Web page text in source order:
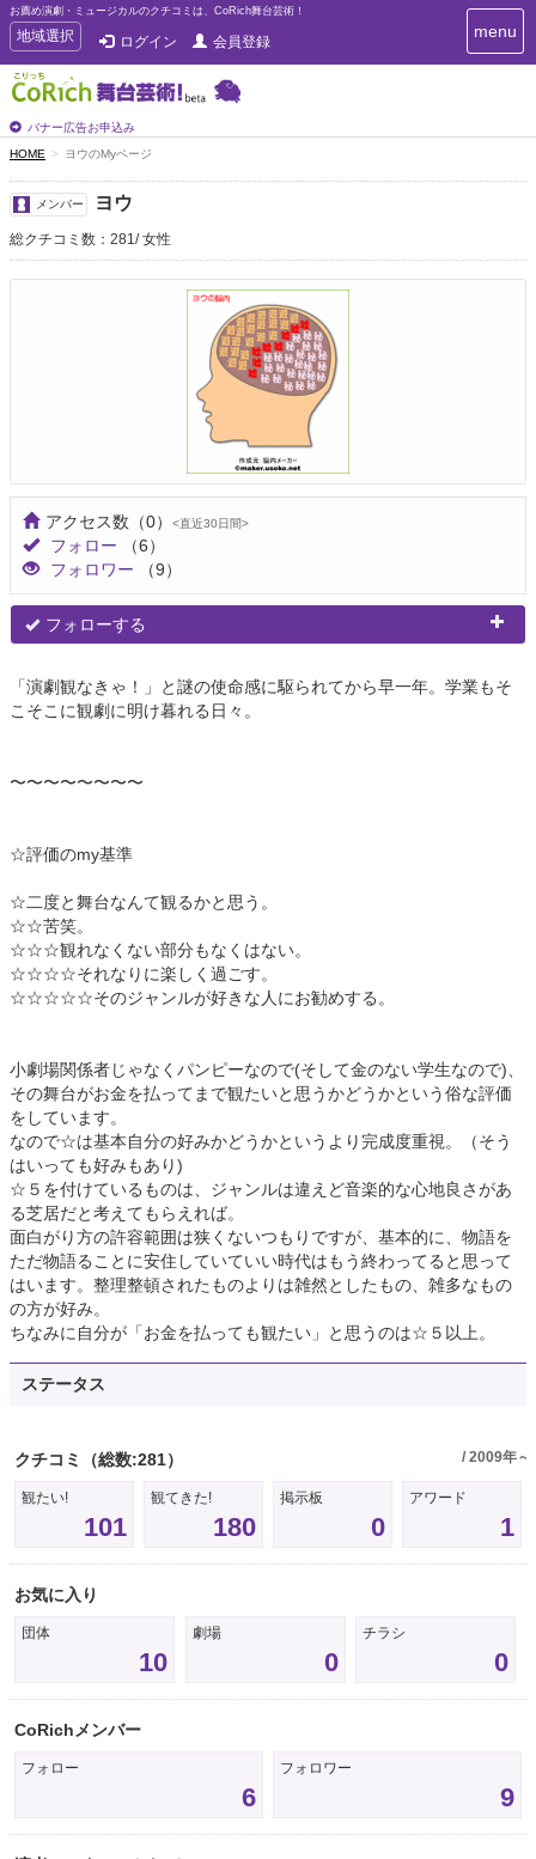
お薦め演劇・ミュージカルのクチコミは、CoRich舞台芸術！
T
o
g
g
e
n
a
v
i
g
a
t
地域選択 ログイン 会員登録
バナー広告お申込み
T
o
menu
HOME ヨウのMyページ
メンバー ヨウ
総クチコミ数：281 女性
アクセス数 （0） <直近30日間>
フォロー
（6）
フォロワー
（9）
フォローする
「演劇観なきゃ！」と謎の使命感に駆られてから早一年。学業もそ
こそこに観劇に明け暮れる日々。
〜〜〜〜〜〜〜〜
☆評価のmy基準
☆二度と舞台なんて観るかと思う。
☆☆苦笑。
☆☆☆観れなくない部分もなくはない。
☆☆☆☆それなりに楽しく過ごす。
☆☆☆☆☆そのジャンルが好きな人にお勧めする。
小劇場関係者じゃなくパンピーなので(そして金のない学生なので)、
その舞台がお金を払ってまで観たいと思うかどうかという俗な評価
をしています。
なので☆は基本自分の好みかどうかというより完成度重視。（そう
はいっても好みもあり)
☆５を付けているものは、ジャンルは違えど音楽的な心地良さがあ
る芝居だと考えてもらえれば。
面白がり方の許容範囲は狭くないつもりですが、基本的に、物語を
ただ物語ることに安住していていい時代はもう終わってると思って
はいます。整理整頓されたものよりは雑然としたもの、雑多なもの
の方が好み。
ちなみに自分が「お金を払っても観たい」と思うのは☆５以上。
ステータス
クチコミ （総数:281） / 2009年～
観たい!
101
観てきた!
180
掲示板
0
アワード
1
お気に入り
団体
10
劇場
0
チラシ
0
CoRichメンバー
フォロー
6
フォロワー
9